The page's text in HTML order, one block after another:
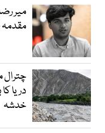
میر
دریا
خدشہ